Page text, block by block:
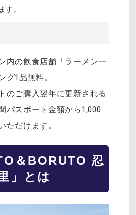
す。
内の飲食店舗「ラーメン一
グ1品無料。
のご購入翌年に更新される
パスポート金額から1,000
ただけます。
＆BORUTO 忍
」とは